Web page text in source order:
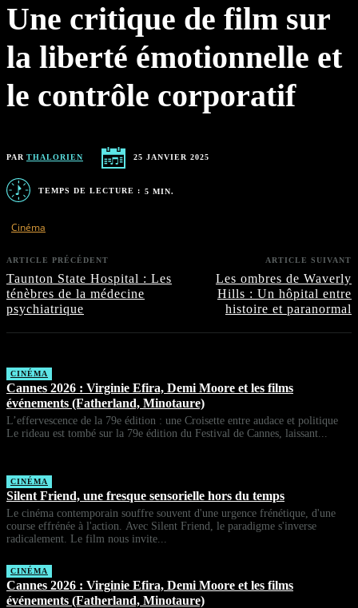
Une critique de film sur
la liberté émotionnelle et
le contrôle corporatif
PAR THALORIEN 25 JANVIER 2025
TEMPS DE LECTURE : 5 MIN.
Cinéma
ARTICLE PRÉCÉDENT
Taunton State Hospital : Les
ténèbres de la médecine
psychiatrique
ARTICLE SUIVANT
Les ombres de Waverly
Hills : Un hôpital entre
histoire et paranormal
CINÉMA
Cannes 2026 : Virginie Efira, Demi Moore et les films
événements (Fatherland, Minotaure)
L’effervescence de la 79e édition : une Croisette entre audace et politique
Le rideau est tombé sur la 79e édition du Festival de Cannes, laissant...
CINÉMA
Silent Friend, une fresque sensorielle hors du temps
Le cinéma contemporain souffre souvent d'une urgence frénétique, d'une
course effrénée à l'action. Avec Silent Friend, le paradigme s'inverse
radicalement. Le film nous invite...
CINÉMA
Cannes 2026 : Virginie Efira, Demi Moore et les films
événements (Fatherland, Minotaure)